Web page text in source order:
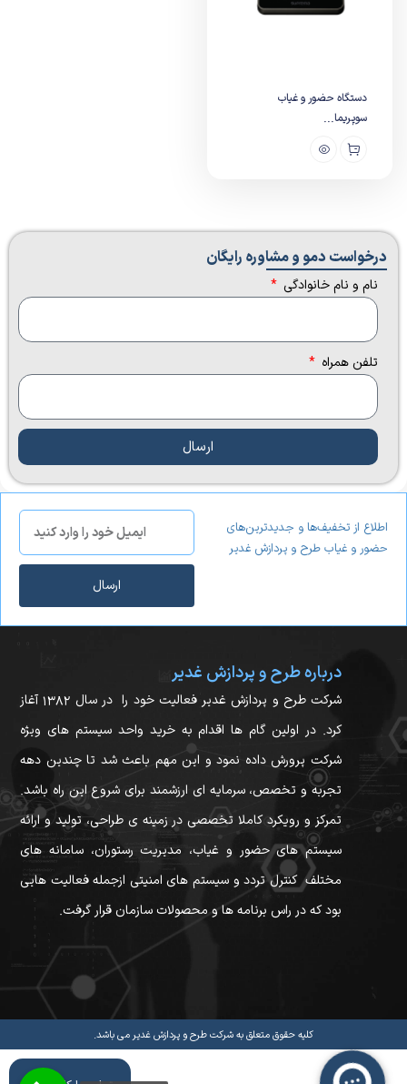
دستگاه حضور و غیاب
سوپریما...
درخواست دمو و مشاوره رایگان​
نام و نام خانوادگی
تلفن همراه
ارسال
اطلاع از تخفیف‌ها و جدیدترین‌های
حضور و غیاب طرح و پردازش غدیر
ارسال
درباره طرح و پردازش غدیر
شرکت طرح و پردازش غدیر فعالیت خود را در سال ۱۳۸۲ آغاز
کرد. در اولین گام ها اقدام به خرید واحد سیستم های ویژه
شرکت پرورش داده نمود و این مهم باعث شد تا چندین دهه
تجربه و تخصص، سرمایه ای ارزشمند برای شروع این راه باشد.
تمرکز و رویکرد کاملا تخصصی در زمینه ی طراحی، تولید و ارائه
سیستم های حضور و غیاب، مدیریت رستوران، سامانه های
مختلف کنترل تردد و سیستم های امنیتی ازجمله فعالیت هایی
بود که در راس برنامه ها و محصولات سازمان قرار گرفت.
کلیه حقوق متعلق به شرکت طرح و پردازش غدیر می باشد.